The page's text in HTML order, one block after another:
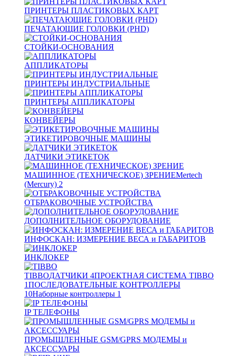
ПРИНТЕРЫ ПЛАСТИКОВЫХ КАРТ
ПЕЧАТАЮЩИЕ ГОЛОВКИ (PHD)
СТОЙКИ-ОСНОВАНИЯ
АППЛИКАТОРЫ
ПРИНТЕРЫ ИНДУСТРИАЛЬНЫЕ
ПРИНТЕРЫ АППЛИКАТОРЫ
КОНВЕЙЕРЫ
ЭТИКЕТИРОВОЧНЫЕ МАШИНЫ
ДАТЧИКИ ЭТИКЕТОК
МАШИННОЕ (ТЕХНИЧЕСКОЕ) ЗРЕНИЕMertech
(Mercury) 2
ОТБРАКОВОЧНЫЕ УСТРОЙСТВА
ДОПОЛНИТЕЛЬНОЕ ОБОРУДОВАНИЕ
ИНФОСКАН: ИЗМЕРЕНИЕ ВЕСА и ГАБАРИТОВ
ИНКЛОКЕР
TIBBOДАТЧИКИ 4ПРОЕКТНАЯ СИСТЕМА TIBBO
1ПОСЛЕДОВАТЕЛЬНЫЕ КОНТРОЛЛЕРЫ
10Наборные контроллеры 1
IP ТЕЛЕФОНЫ
ПРОМЫШЛЕННЫЕ GSM/GPRS МОДЕМЫ и
АКСЕССУАРЫ